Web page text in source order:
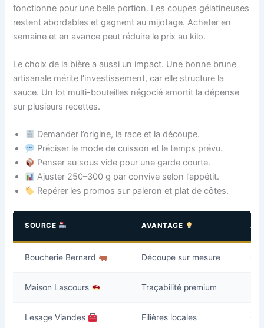
fonctionne pour une belle portion. Les coupes gélatineuses
restent abordables et gagnent au mijotage. Acheter en
semaine et en avance peut réduire le prix au kilo.
Le choix de la bière a aussi un impact. Une bonne brune
artisanale mérite l’investissement, car elle structure la
sauce. Un lot multi-bouteilles négocié amortit la dépense
sur plusieurs recettes.
Demander l’origine, la race et la découpe.
Préciser le mode de cuisson et le temps prévu.
Penser au sous vide pour une garde courte.
Ajuster 250–300 g par convive selon l’appétit.
Repérer les promos sur paleron et plat de côtes.
SOURCE AVANTAGE
Boucherie Bernard Découpe sur mesure
Maison Lascours Traçabilité premium
Lesage Viandes Filières locales